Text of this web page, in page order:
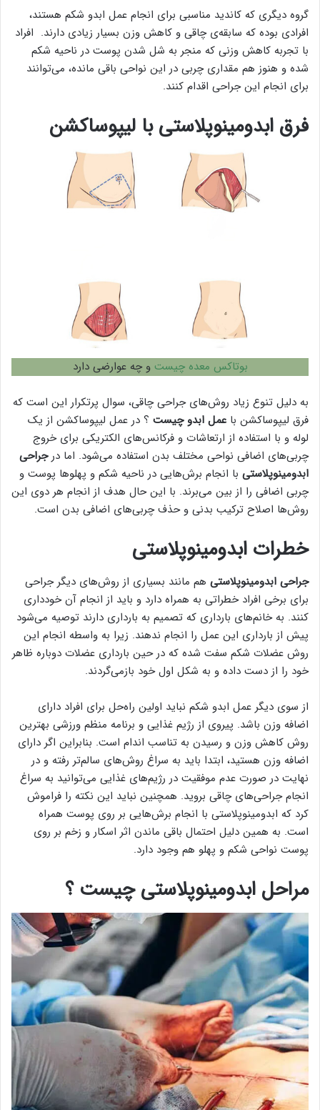
گروه دیگری که کاندید مناسبی برای انجام عمل ابدو شکم هستند،
افرادی بوده که سابقه‌ی چاقی و کاهش وزن بسیار زیادی دارند. افراد
با تجربه کاهش وزنی که منجر به شل شدن پوست در ناحیه شکم
شده و هنوز هم مقداری چربی در این نواحی باقی مانده، می‌توانند
برای انجام این جراحی اقدام کنند.
فرق ابدومینوپلاستی با لیپوساکشن
بوتاکس معده چیست و چه عوارضی دارد
به دلیل تنوع زیاد روش‌های جراحی چاقی، سوال پرتکرار این است که
فرق لیپوساکشن با عمل ابدو چیست ؟ در عمل لیپوساکشن از یک
لوله و با استفاده از ارتعاشات و فرکانس‌‌های الکتریکی برای خروج
چربی‌های اضافی نواحی مختلف بدن استفاده می‌شود. اما درجراحی
ابدومینوپلاستی با انجام برش‌هایی در ناحیه شکم و پهلوها پوست و
چربی اضافی را از بین می‌برند. با این حال هدف از انجام هر دوی این
روش‌ها اصلاح ترکیب بدنی و حذف چربی‌های اضافی بدن است.
خطرات ابدومینوپلاستی
جراحی ابدومینوپلاستی هم مانند بسیاری از روش‌های دیگر جراحی
برای برخی افراد خطراتی به همراه دارد و باید از انجام آن خودداری
کنند. به خانم‌های بارداری که تصمیم به بارداری دارند توصیه می‌شود
پیش از بارداری این عمل را انجام ندهند. زیرا به واسطه انجام این
روش عضلات شکم سفت شده که در حین بارداری عضلات دوباره ظاهر
خود را از دست داده و به شکل اول خود بازمی‌گردند.
از سوی دیگر عمل ابدو شکم نباید اولین راه‌حل برای افراد دارای
اضافه وزن باشد. پیروی از رژیم غذایی و برنامه منظم ورزشی بهترین
روش کاهش وزن و رسیدن به تناسب اندام است. بنابراین اگر دارای
اضافه وزن هستید، ابتدا باید به سراغ روش‌های سالم‌تر رفته و در
نهایت در صورت عدم موفقیت در رژیم‌های غذایی می‌توانید به سراغ
انجام جراحی‌های چاقی بروید. همچنین نباید این نکته را فراموش
کرد که ابدومینوپلاستی با انجام برش‌هایی بر روی پوست همراه
است. به همین دلیل احتمال باقی ماندن اثر اسکار و زخم بر روی
پوست نواحی شکم و پهلو هم وجود دارد.
مراحل ابدومینوپلاستی چیست ؟